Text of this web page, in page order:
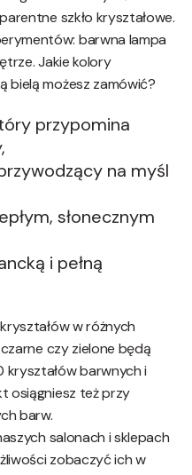
szkło kryształowe.
barwna lampa
Jakie kolory
bielą możesz zamówić?
przypomina
na myśl
słonecznym
i pełną
w różnych
czy zielone będą
barwnych i
osiągniesz też przy
barw.
salonach i sklepach
zobaczyć ich w